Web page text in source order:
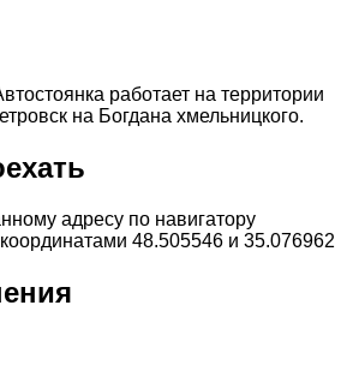
работает на территории
на Богдана хмельницкого.
адресу по навигатору
48.505546 и 35.076962